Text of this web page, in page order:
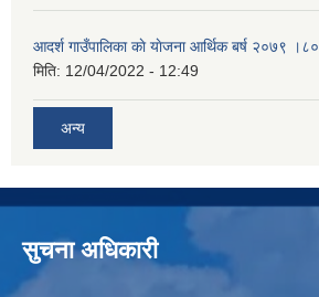
आदर्श गाउँपालिका काे याेजना आर्थिक बर्ष २०७९ ।८०
मिति: 12/04/2022 - 12:49
अन्य
सुचना अधिकारी